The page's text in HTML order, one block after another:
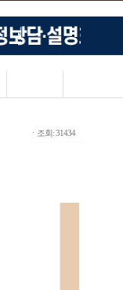
ㆍ조회: 31434